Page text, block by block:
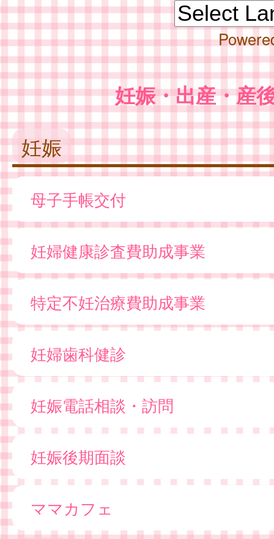
妊娠・出産・産
妊娠
母子手帳交付
妊婦健康診査費助成事業
特定不妊治療費助成事業
妊婦歯科健診
妊娠電話相談・訪問
妊娠後期面談
ママカフェ